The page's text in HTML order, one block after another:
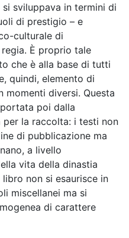
sviluppava in termini di
di prestigio – e
culturale di
È proprio tale
che è alla base di tutti
quindi, elemento di
diversi. Questa
poi dalla
la raccolta: i testi non
di pubblicazione ma
a livello
vita della dinastia
non si esaurisce in
miscellanei ma si
di carattere